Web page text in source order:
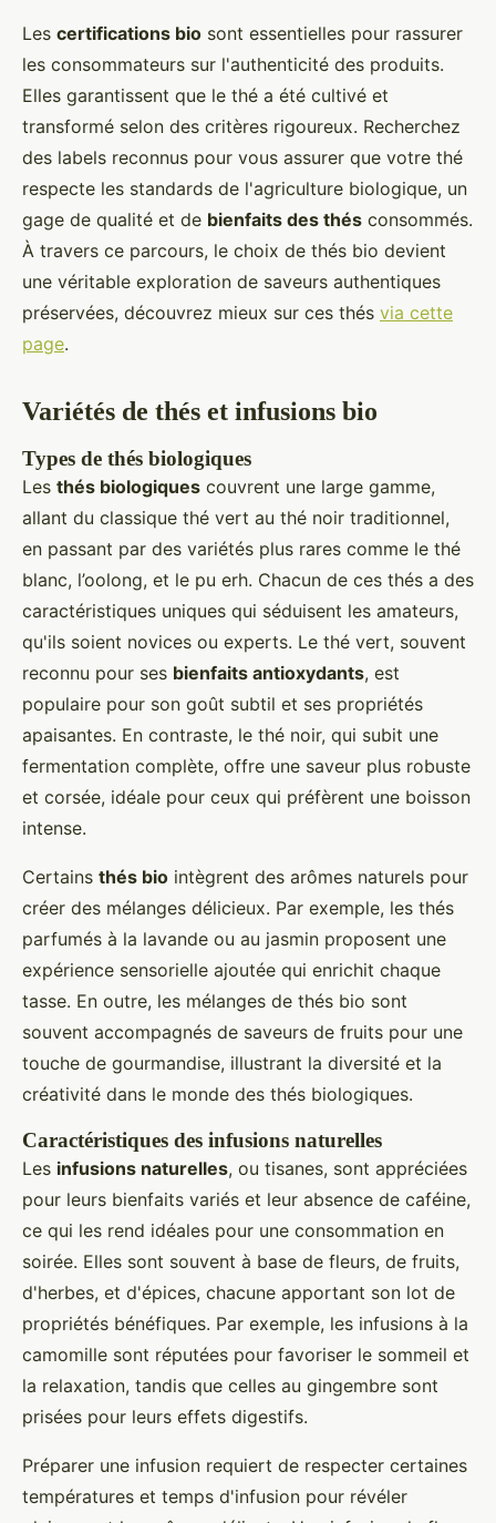
Les certifications bio sont essentielles pour rassurer
les consommateurs sur l'authenticité des produits.
Elles garantissent que le thé a été cultivé et
transformé selon des critères rigoureux. Recherchez
des labels reconnus pour vous assurer que votre thé
respecte les standards de l'agriculture biologique, un
gage de qualité et de bienfaits des thés consommés.
À travers ce parcours, le choix de thés bio devient
une véritable exploration de saveurs authentiques
préservées, découvrez mieux sur ces thés via cette
page.
Variétés de thés et infusions bio
Types de thés biologiques
Les thés biologiques couvrent une large gamme,
allant du classique thé vert au thé noir traditionnel,
en passant par des variétés plus rares comme le thé
blanc, l’oolong, et le pu erh. Chacun de ces thés a des
caractéristiques uniques qui séduisent les amateurs,
qu'ils soient novices ou experts. Le thé vert, souvent
reconnu pour ses bienfaits antioxydants, est
populaire pour son goût subtil et ses propriétés
apaisantes. En contraste, le thé noir, qui subit une
fermentation complète, offre une saveur plus robuste
et corsée, idéale pour ceux qui préfèrent une boisson
intense.
Certains thés bio intègrent des arômes naturels pour
créer des mélanges délicieux. Par exemple, les thés
parfumés à la lavande ou au jasmin proposent une
expérience sensorielle ajoutée qui enrichit chaque
tasse. En outre, les mélanges de thés bio sont
souvent accompagnés de saveurs de fruits pour une
touche de gourmandise, illustrant la diversité et la
créativité dans le monde des thés biologiques.
Caractéristiques des infusions naturelles
Les infusions naturelles, ou tisanes, sont appréciées
pour leurs bienfaits variés et leur absence de caféine,
ce qui les rend idéales pour une consommation en
soirée. Elles sont souvent à base de fleurs, de fruits,
d'herbes, et d'épices, chacune apportant son lot de
propriétés bénéfiques. Par exemple, les infusions à la
camomille sont réputées pour favoriser le sommeil et
la relaxation, tandis que celles au gingembre sont
prisées pour leurs effets digestifs.
Préparer une infusion requiert de respecter certaines
températures et temps d'infusion pour révéler